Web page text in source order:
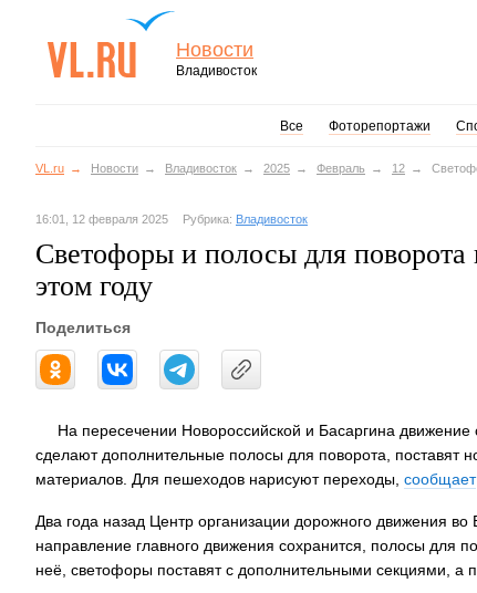
Новости
Владивосток
Все Фоторепортажи
VL.ru Новости Владивосток 2025 Февраль 12
16:01, 12 февраля 2025 Рубрика: Владивосток
Светофоры и полосы для поворота
этом году
Поделиться
На пересечении Новороссийской и Басаргина
сделают дополнительные полосы для поворота, поставят
материалов. Для пешеходов нарисуют переходы, сообщает
Два года назад Центр организации дорожного движения во
направление главного движения сохранится, полосы для
неё, светофоры поставят с дополнительными секциями, а